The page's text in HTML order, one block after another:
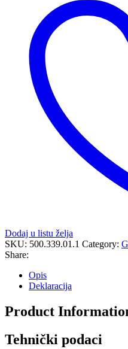
količina
Dodaj u listu želja
SKU: 500.339.01.1 Category:
Share:
Opis
Deklaracija
Product
Tehnički podaci